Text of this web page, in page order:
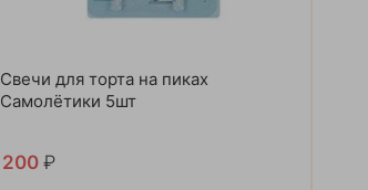
Свечи для торта на пиках
Самолётики 5шт
200 ₽